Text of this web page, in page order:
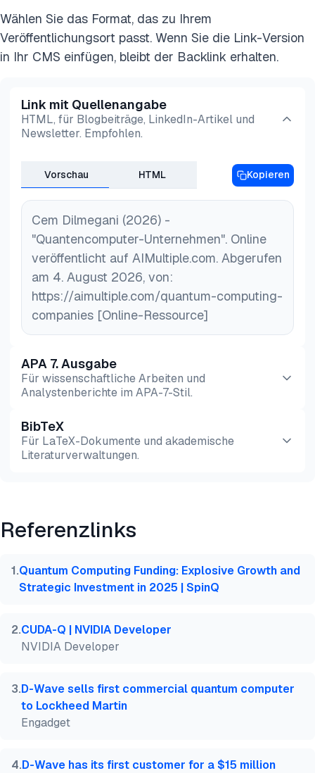
Wählen Sie das Format, das zu Ihrem
Veröffentlichungsort passt. Wenn Sie die Link-Version
in Ihr CMS einfügen, bleibt der Backlink erhalten.
Link mit Quellenangabe
HTML, für Blogbeiträge, LinkedIn-Artikel und
Newsletter. Empfohlen.
Vorschau HTML Kopieren
Cem Dilmegani (2026) -
"Quantencomputer-Unternehmen". Online
veröffentlicht auf AIMultiple.com. Abgerufen
am 4. August 2026, von:
https://aimultiple.com/quantum-computing-
companies [Online-Ressource]
APA 7. Ausgabe
Für wissenschaftliche Arbeiten und
Analystenberichte im APA-7-Stil.
Vorschau HTML
BibTeX
Für LaTeX-Dokumente und akademische
Literaturverwaltungen.
@misc{dilmegani2026,
  title  = {{Quantencomputer-Unternehmen}},
  year   = {2026},
  month  = aug,
}
Referenzlinks
1.Quantum Computing Funding: Explosive Growth and
Strategic Investment in 2025 | SpinQ
2.CUDA-Q | NVIDIA Developer
NVIDIA Developer
3.D-Wave sells first commercial quantum computer
to Lockheed Martin
Engadget
4.D-Wave has its first customer for a $15 million